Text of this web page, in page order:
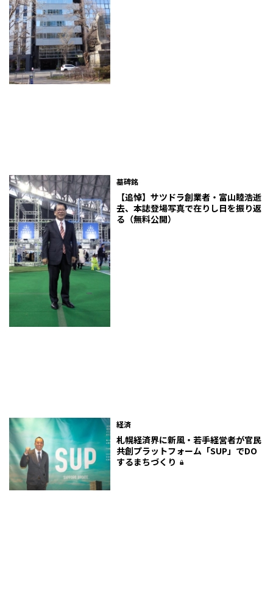
墓碑銘
【追悼】サツドラ創業者・富山睦浩逝
去、本誌登場写真で在りし日を振り返
る（無料公開）
経済
札幌経済界に新風・若手経営者が官民
共創プラットフォーム「SUP」でDO
するまちづくり